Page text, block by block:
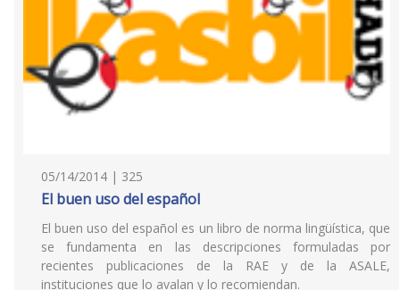
05/14/2014 | 325
El buen uso del español
El buen uso del español es un libro de norma lingüística, que
se fundamenta en las descripciones formuladas por
recientes publicaciones de la RAE y de la ASALE,
instituciones que lo avalan y lo recomiendan.